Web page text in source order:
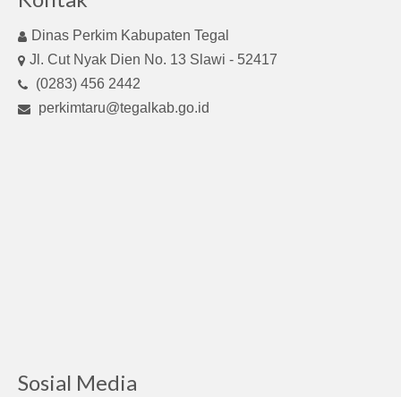
Dinas Perkim Kabupaten Tegal
Jl. Cut Nyak Dien No. 13 Slawi - 52417
(0283) 456 2442
perkimtaru@tegalkab.go.id
Sosial Media